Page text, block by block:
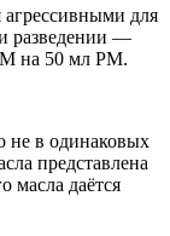
для
разведении —
на 50 мл РМ.
не в одинаковых
представлена
масла даётся